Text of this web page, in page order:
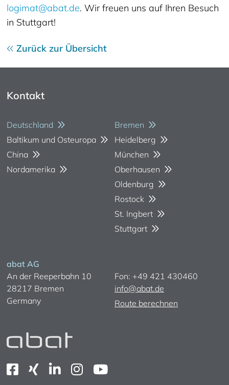
logimat@abat.de. Wir freuen uns auf Ihren Besuch
in Stuttgart!
Zurück zur Übersicht
Kontakt
Deutschland
Baltikum und Osteuropa
China
Nordamerika
Bremen
Heidelberg
München
Oberhausen
Oldenburg
Rostock
St. Ingbert
Stuttgart
abat AG
An der Reeperbahn 10
28217 Bremen
Germany
Fon: +49 421 430460
info@abat.de
Route berechnen